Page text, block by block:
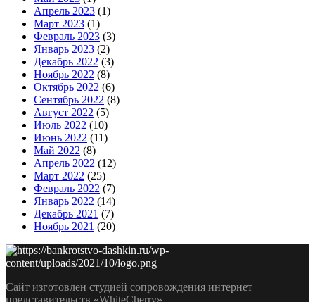
Апрель 2023 (1)
Март 2023 (1)
Февраль 2023 (3)
Январь 2023 (2)
Декабрь 2022 (3)
Ноябрь 2022 (8)
Октябрь 2022 (6)
Сентябрь 2022 (8)
Август 2022 (5)
Июль 2022 (10)
Июнь 2022 (11)
Май 2022 (8)
Апрель 2022 (12)
Март 2022 (25)
Февраль 2022 (7)
Январь 2022 (14)
Декабрь 2021 (7)
Ноябрь 2021 (20)
Сайт изготовлен студией сопровождения интернет